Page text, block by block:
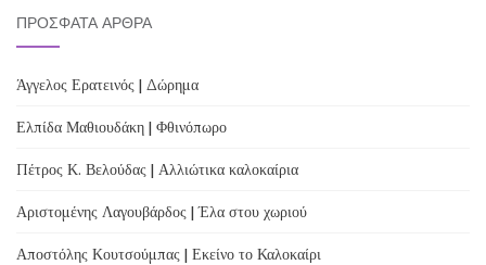
ΠΡΌΣΦΑΤΑ ΆΡΘΡΑ
Άγγελος Ερατεινός | Δώρημα
Ελπίδα Μαθιουδάκη | Φθινόπωρο
Πέτρος Κ. Βελούδας | Αλλιώτικα καλοκαίρια
Αριστομένης Λαγουβάρδος | Έλα στου χωριού
Αποστόλης Κουτσούμπας | Εκείνο το Καλοκαίρι